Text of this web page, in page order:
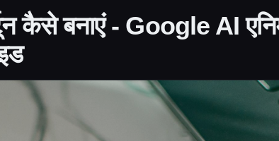
कैसे बनाएं - Google AI